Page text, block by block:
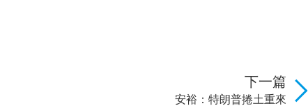
下一篇
安裕：特朗普捲土重來